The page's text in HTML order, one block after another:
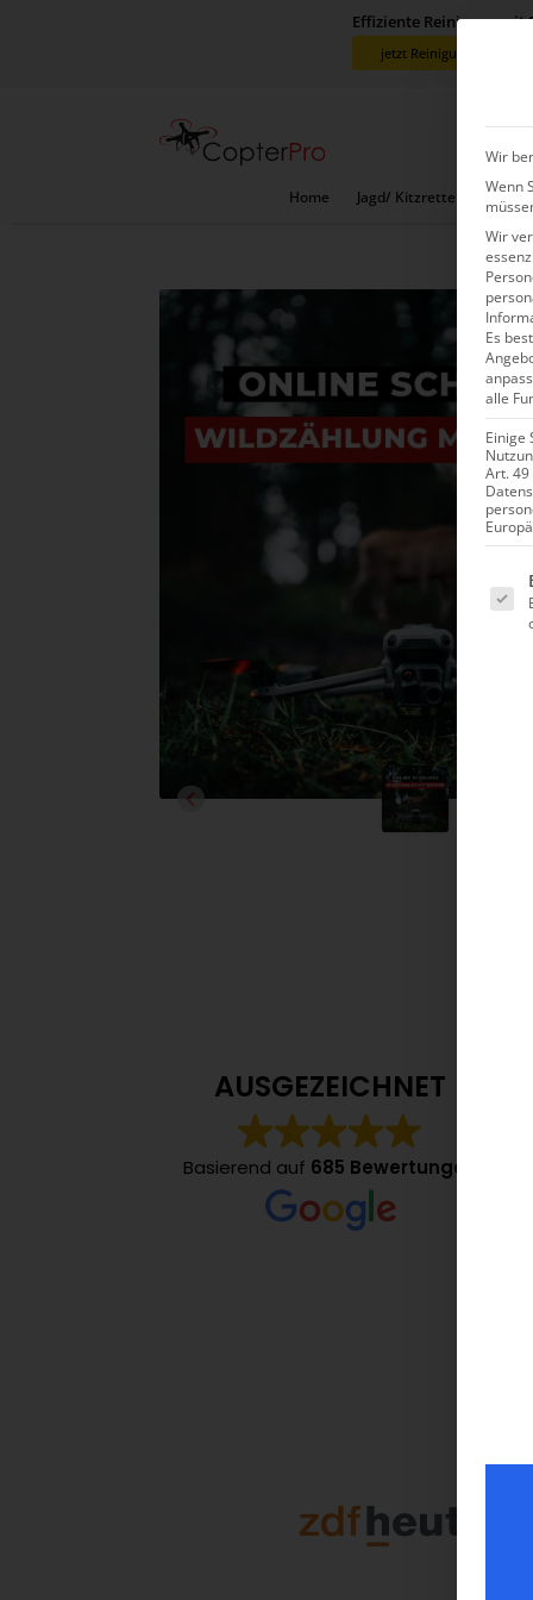
Effiziente Reinigung mit
jetzt Reinigungsdrohne
Home Jagd/ Kitzretter Sets
AUSGEZEICHNET
Basierend auf 685 Bewertungen
Wir
Wenn
Wir
Es
alle
Einige
Art. 49
Es